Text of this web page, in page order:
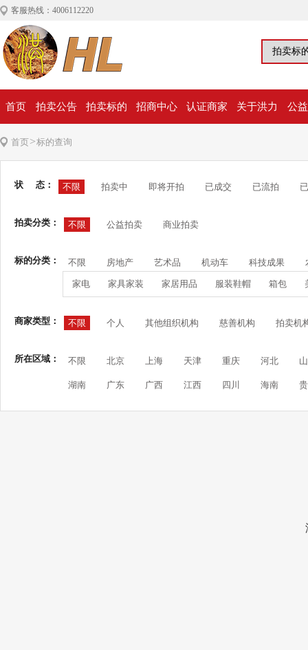
客服热线：4006112220
首页 拍卖公告 拍卖标的 招商中心 认证商家 关于洪力 公
首页>标的查询
状 态： 不限 拍卖中 即将开拍 已成交 已流拍
拍卖分类： 不限 公益拍卖 商业拍卖
标的分类： 不限 房地产 艺术品 机动车 科技成果
家电 家具家装 家居用品 服装鞋帽 箱包
商家类型： 不限 个人 其他组织机构 慈善机构 拍卖机
所在区域： 不限 北京 上海 天津 重庆 河北
湖南 广东 广西 江西 四川 海南